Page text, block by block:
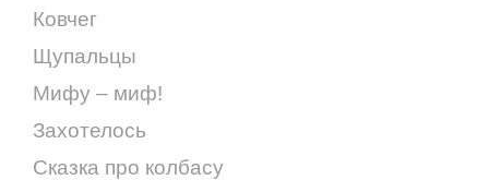
Ковчег
Щупальцы
Мифу – миф!
Захотелось
Сказка про колбасу